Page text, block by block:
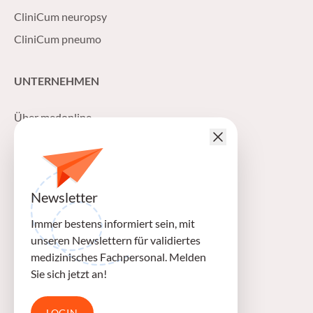
Newsletter
Immer bestens informiert sein, mit
unseren Newslettern für validiertes
medizinisches Fachpersonal. Melden
Sie sich jetzt an!
CliniCum neuropsy
CliniCum pneumo
UNTERNEHMEN
Über medonline
Datenschutzerklärung
Allgemeine Geschäftsbedingungen
Mediadaten
FOLGEN SIE UNS AUF:
FacebookSoundCloud
TikTok